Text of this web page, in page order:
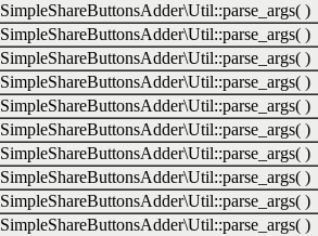
SimpleShareButtonsAdder\Util::parse_args( )
SimpleShareButtonsAdder\Util::parse_args( )
SimpleShareButtonsAdder\Util::parse_args( )
SimpleShareButtonsAdder\Util::parse_args( )
SimpleShareButtonsAdder\Util::parse_args( )
SimpleShareButtonsAdder\Util::parse_args( )
SimpleShareButtonsAdder\Util::parse_args( )
SimpleShareButtonsAdder\Util::parse_args( )
SimpleShareButtonsAdder\Util::parse_args( )
SimpleShareButtonsAdder\Util::parse_args( )